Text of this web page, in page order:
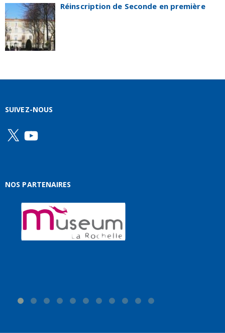
Réinscription de Seconde en première
SUIVEZ-NOUS
X YouTube
NOS PARTENAIRES